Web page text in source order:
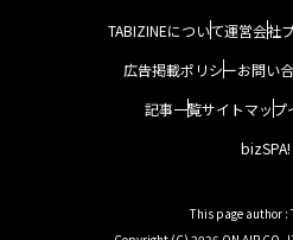
TABIZINEについて運営会社
広告掲載ポリシーお問い
記事一覧サイトマップ
bizSPA!
This page author :